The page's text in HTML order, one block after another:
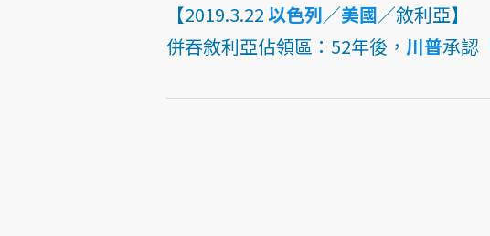
【2019.3.22以色列／美國／敘利亞】
併吞敘利亞佔領區：52年後， 川普承認